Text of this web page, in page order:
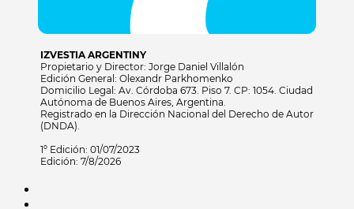
IZVESTIA ARGENTINY
Propietario y Director: Jorge Daniel Villalón
Edición General: Olexandr Parkhomenko
Domicilio Legal: Av. Córdoba 673. Piso 7. CP: 1054. Ciudad
Autónoma de Buenos Aires, Argentina.
Registrado en la Dirección Nacional del Derecho de Autor
(DNDA).
1º Edición: 01/07/2023
Edición: 7/8/2026